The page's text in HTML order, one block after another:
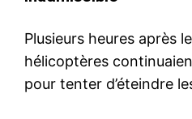
Plusieurs heures après
hélicoptères
pour tenter d’éteindre